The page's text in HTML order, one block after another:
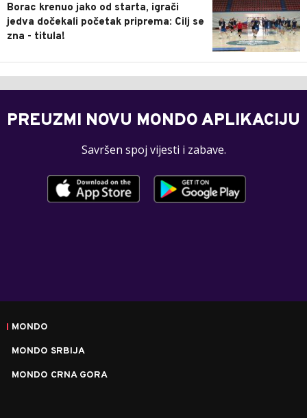
Borac krenuo jako od starta, igrači
jedva dočekali početak priprema: Cilj se
zna - titula!
PREUZMI NOVU MONDO APLIKACIJU
Savršen spoj vijesti i zabave.
MONDO
MONDO SRBIJA
MONDO CRNA GORA